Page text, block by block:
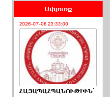
Սփյուռք
2026-07-08 23:33:00
ՀԱՅԱՊԱՀՊԱՆՈՒԹԻՒՆ՝